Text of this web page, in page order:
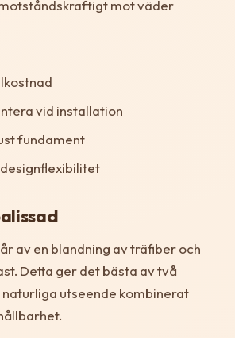
mot väder
vid installation
fundament
av en blandning av träfiber och
Detta ger det bästa av två
utseende kombinerat